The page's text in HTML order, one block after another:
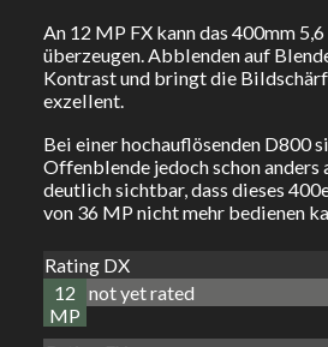
An 12 MP FX kann das 400mm
überzeugen. Abblenden auf
Kontrast und bringt die
exzellent.
Bei einer hochauflösenden D800
Offenblende jedoch schon anders
deutlich sichtbar, dass dieses
von 36 MP nicht mehr bedienen
Rating DX
12
MP
not yet rated